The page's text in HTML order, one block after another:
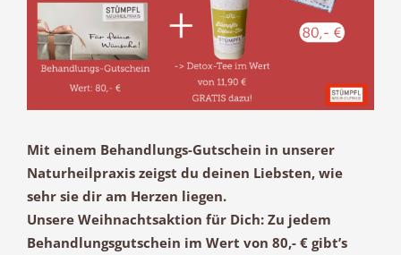
Mit einem Behandlungs-Gutschein in unserer
Naturheilpraxis zeigst du deinen Liebsten, wie
sehr sie dir am Herzen liegen.
Unsere Weihnachtsaktion für Dich: Zu jedem
Behandlungsgutschein im Wert von 80,- € gibt’s